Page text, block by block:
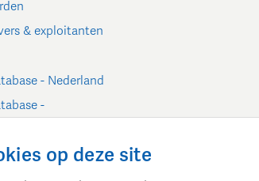
& exploitanten
- Nederland
-
op deze site